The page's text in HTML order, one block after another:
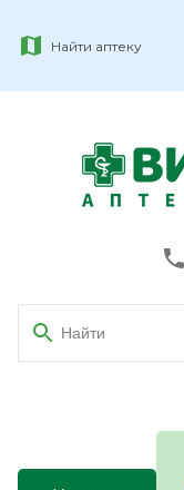
Найти аптеку